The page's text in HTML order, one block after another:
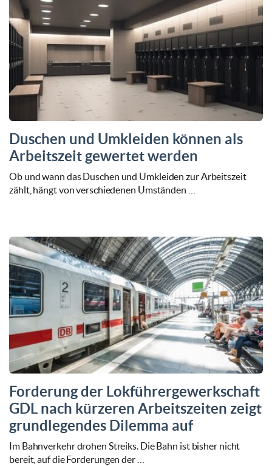
Duschen und Umkleiden können als
Arbeitszeit gewertet werden
Ob und wann das Duschen und Umkleiden zur Arbeitszeit
zählt, hängt von verschiedenen Umständen …
Forderung der Lokführergewerkschaft
GDL nach kürzeren Arbeitszeiten zeigt
grundlegendes Dilemma auf
Im Bahnverkehr drohen Streiks. Die Bahn ist bisher nicht
bereit, auf die Forderungen der …